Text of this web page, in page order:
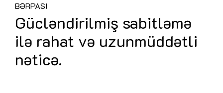
BƏRPASI
Gücləndirilmiş sabitləmə
ilə rahat və uzunmüddətli
nəticə.